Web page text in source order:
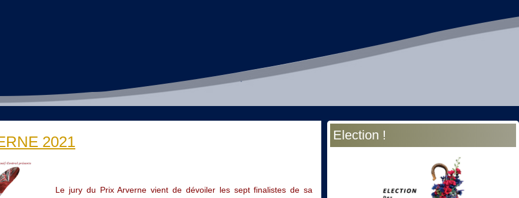
2021
Le jury du Prix Arverne vient de dévoiler les sept finalistes de sa
Election !
Année
précédente
Mois
précédent
Année
suivante
Mois
suivant